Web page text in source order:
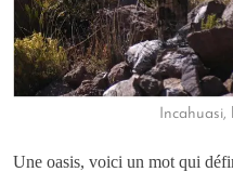
Incahuasi,
Une oasis, voici un mot qui